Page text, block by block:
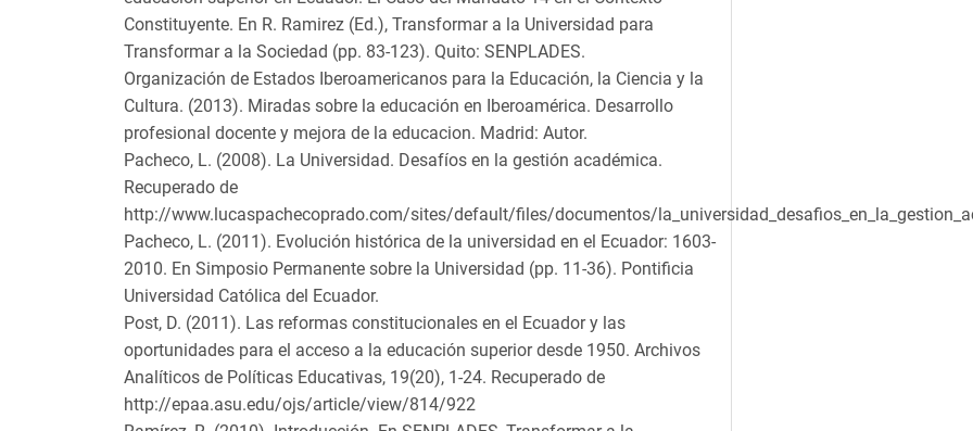
Constituyente. En R. Ramirez (Ed.), Transformar a la Universidad para
Transformar a la Sociedad (pp. 83-123). Quito: SENPLADES.
Organización de Estados Iberoamericanos para la Educación, la Ciencia y la
Cultura. (2013). Miradas sobre la educación en Iberoamérica. Desarrollo
profesional docente y mejora de la educacion. Madrid: Autor.
Pacheco, L. (2008). La Universidad. Desafíos en la gestión académica.
Recuperado de
http://www.lucaspachecoprado.com/sites/default/files/documentos/
Pacheco, L. (2011). Evolución histórica de la universidad en el Ecuador: 1603-
2010. En Simposio Permanente sobre la Universidad (pp. 11-36). Pontificia
Universidad Católica del Ecuador.
Post, D. (2011). Las reformas constitucionales en el Ecuador y las
oportunidades para el acceso a la educación superior desde 1950. Archivos
Analíticos de Políticas Educativas, 19(20), 1-24. Recuperado de
http://epaa.asu.edu/ojs/article/view/814/922